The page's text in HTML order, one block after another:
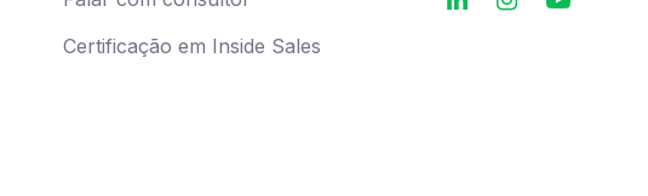
Certificação em Inside Sales